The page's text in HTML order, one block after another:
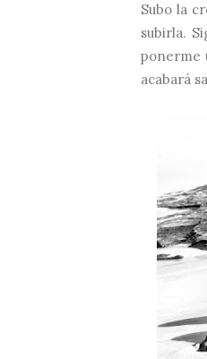
Subo la
subirla.
ponerme
acabará